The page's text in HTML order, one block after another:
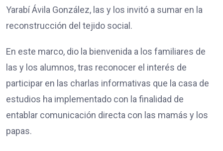
Yarabí Ávila González, las y los invitó a sumar en la
reconstrucción del tejido social.
En este marco, dio la bienvenida a los familiares de
las y los alumnos, tras reconocer el interés de
participar en las charlas informativas que la casa de
estudios ha implementado con la finalidad de
entablar comunicación directa con las mamás y los
papas.